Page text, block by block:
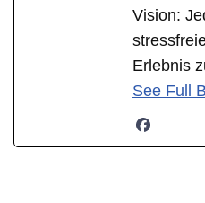
Vision:
Erlebnis
See Full